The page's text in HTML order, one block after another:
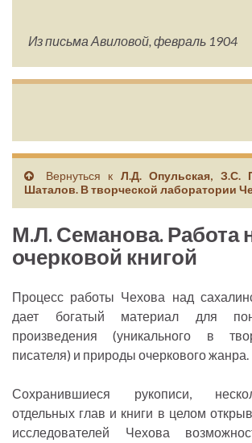
Из письма Авиловой, февраль 1904
Вернуться к Л.Д. Опульская, З.С.
Шаталов. В творческой лаборатории
М.Л. Семанова. Работа
очерковой книгой
Процесс работы Чехова над
дает богатый материал для
произведения (уникального в
писателя) и природы очеркового жанра.
Сохранившиеся рукописи,
отдельных глав и книги в целом
исследователей Чехова